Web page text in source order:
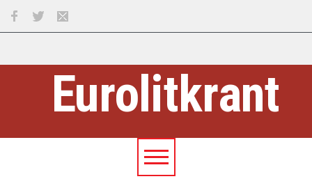
Eurolitkrant